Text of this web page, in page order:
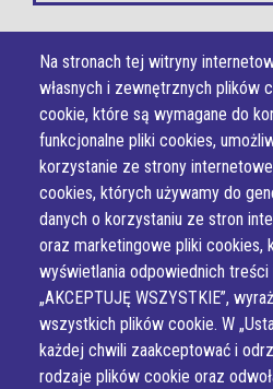
Na stronach tej witryny
własnych i zewnętrznych plików
cookie, które są wymagane do
funkcjonalne pliki cookies,
korzystanie ze strony
cookies, których używamy do
danych o korzystaniu ze stron
oraz marketingowe pliki cookies,
wyświetlania odpowiednich
„AKCEPTUJĘ WSZYSTKIE”,
wszystkich plików cookie. W
każdej chwili zaakceptować i
rodzaje plików cookie oraz
© Wszystkie prawa zastrzeżone,
Wilamowicach
Wykonanie e-